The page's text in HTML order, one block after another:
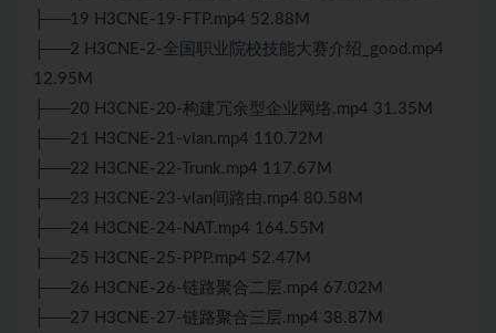
├──19 H3CNE-19-FTP.mp4 52.88M
├──2 H3CNE-2-全国职业院校技能大赛介绍_good.mp4
12.95M
├──20 H3CNE-20-构建冗余型企业网络.mp4 31.35M
├──21 H3CNE-21-vlan.mp4 110.72M
├──22 H3CNE-22-Trunk.mp4 117.67M
├──23 H3CNE-23-vlan间路由.mp4 80.58M
├──24 H3CNE-24-NAT.mp4 164.55M
├──25 H3CNE-25-PPP.mp4 52.47M
├──26 H3CNE-26-链路聚合二层.mp4 67.02M
├──27 H3CNE-27-链路聚合三层.mp4 38.87M